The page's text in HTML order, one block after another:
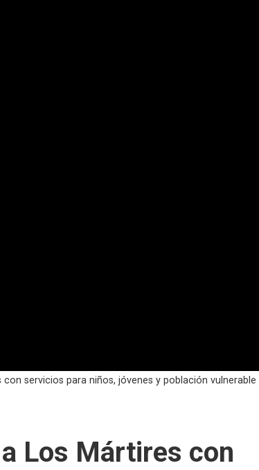
con servicios para niños, jóvenes y población vulnerable
Los Mártires con